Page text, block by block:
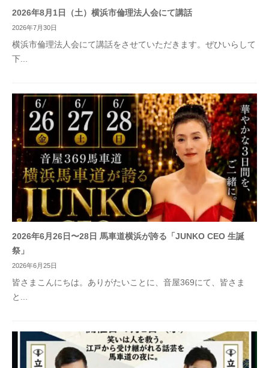
2026年8月1日（土）横浜市倫理法人会にて講話
2026年7月30日
横浜市倫理法人会にて講話をさせていただきます。ぜひいらして
下...
2026年6月26日〜28日 馬車道横浜が誇る「JUNKO CEO 生誕
祭」
2026年6月25日
皆さまこんにちは。ありがたいことに、音屋369にて、皆さま
と...